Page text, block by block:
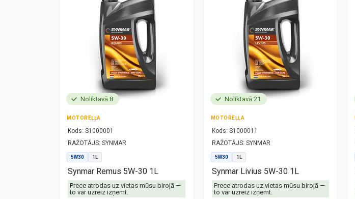
Noliktavā 8
MOTOREĻĻA
Kods: S1000001
RAŽOTĀJS: SYNMAR
5W30 1L
Synmar Remus 5W-30 1L
Prece atrodas uz vietas mūsu birojā —
to var uzreiz izņemt.
Noliktavā 21
MOTOREĻĻA
Kods: S1000011
RAŽOTĀJS: SYNMAR
5W30 1L
Synmar Livius 5W-30 1L
Prece atrodas uz vietas mūsu birojā —
to var uzreiz izņemt.